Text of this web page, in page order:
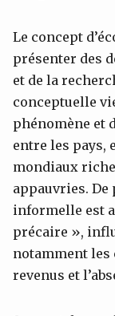
Le concept
présenter des
et de la
conceptuelle
phénomène et
entre les pays,
mondiaux
appauvries. De
informelle est
précaire »,
notamment
revenus et